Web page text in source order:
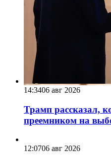
14:3406 авг 2026
Трамп рассказал,
преемником на
12:0706 авг 2026